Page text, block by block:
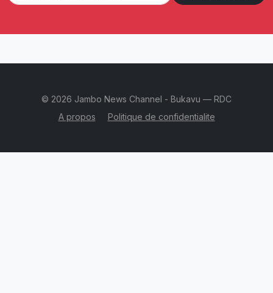
© 2026 Jambo News Channel - Bukavu — RDC
A propos
Politique de confidentialite